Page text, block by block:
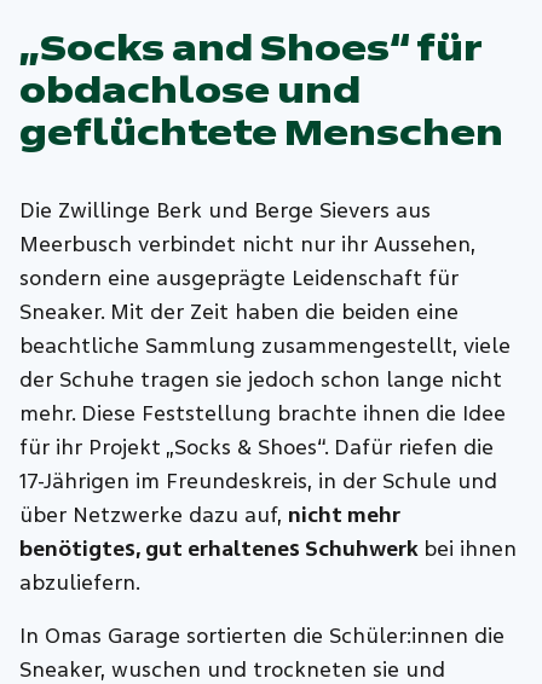
„Socks and Shoes“ für
obdachlose und
geflüchtete Menschen
Die Zwillinge Berk und Berge Sievers aus
Meerbusch verbindet nicht nur ihr Aussehen,
sondern eine ausgeprägte Leidenschaft für
Sneaker. Mit der Zeit haben die beiden eine
beachtliche Sammlung zusammengestellt, viele
der Schuhe tragen sie jedoch schon lange nicht
mehr. Diese Feststellung brachte ihnen die Idee
für ihr Projekt „Socks & Shoes“. Dafür riefen die
17-Jährigen im Freundeskreis, in der Schule und
über Netzwerke dazu auf, nicht mehr
benötigtes, gut erhaltenes Schuhwerk bei ihnen
abzuliefern.
In Omas Garage sortierten die Schüler:innen die
Sneaker, wuschen und trockneten sie und